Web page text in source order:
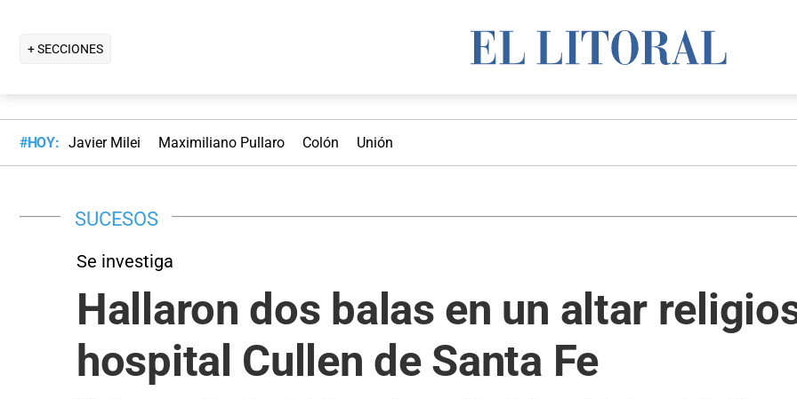
+ SECCIONES
#HOY: Javier Milei Maximiliano Pullaro Colón Unión
SUCESOS
Se investiga
Hallaron dos balas en un altar
hospital Cullen de Santa Fe